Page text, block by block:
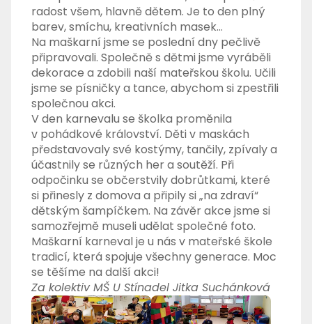
radost všem, hlavně dětem. Je to den plný
barev, smíchu, kreativních masek…
Na maškarní jsme se poslední dny pečlivě
připravovali. Společně s dětmi jsme vyráběli
dekorace a zdobili naší mateřskou školu. Učili
jsme se písničky a tance, abychom si zpestřili
společnou akci.
V den karnevalu se školka proměnila
v pohádkové království. Děti v maskách
představovaly své kostýmy, tančily, zpívaly a
účastnily se různých her a soutěží. Při
odpočinku se občerstvily dobrůtkami, které
si přinesly z domova a připily si „na zdraví“
dětským šampíčkem. Na závěr akce jsme si
samozřejmě museli udělat společné foto.
Maškarní karneval je u nás v mateřské škole
tradicí, která spojuje všechny generace. Moc
se těšíme na další akci!
Za kolektiv MŠ U Stínadel Jitka Suchánková